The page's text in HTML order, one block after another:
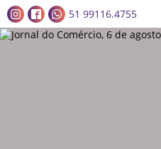
51 99116.4755